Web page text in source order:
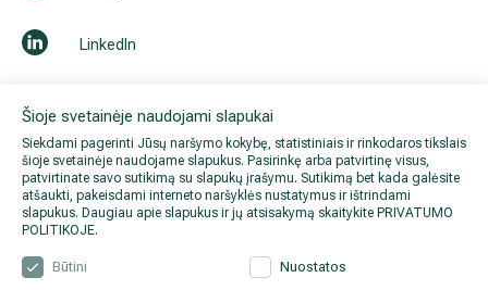
Šioje svetainėje naudojami slapukai
Siekdami pagerinti Jūsų naršymo kokybę, statistiniais ir rinkodaros tikslais
šioje svetainėje naudojame slapukus. Pasirinkę arba patvirtinę visus,
patvirtinate savo sutikimą su slapukų įrašymu. Sutikimą bet kada galėsite
atšaukti, pakeisdami interneto naršyklės nustatymus ir ištrindami
slapukus. Daugiau apie slapukus ir jų atsisakymą skaitykite PRIVATUMO
POLITIKOJE.
Būtini Nuostatos
LinkedIn